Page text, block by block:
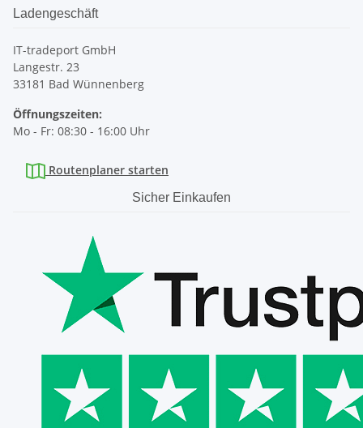
Ladengeschäft
IT-tradeport GmbH
Langestr. 23
33181 Bad Wünnenberg
Öffnungszeiten:
Mo - Fr: 08:30 - 16:00 Uhr
Routenplaner starten
Sicher Einkaufen